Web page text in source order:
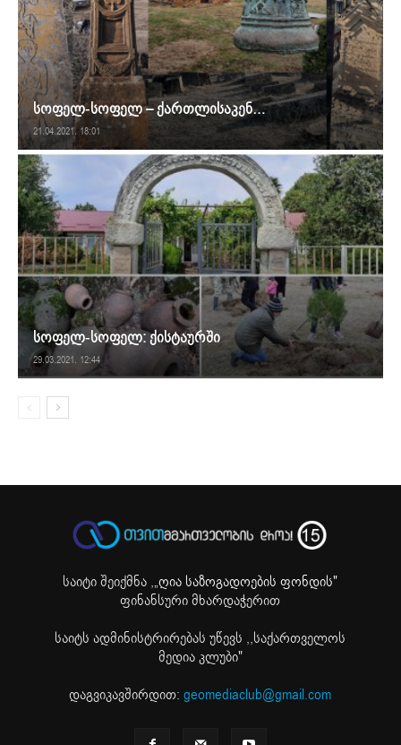
სოფელ-სოფელ – ქართლისაკენ…
21.04.2021. 18:01
სოფელ-სოფელ: ქისტაურში
29.03.2021. 12:44
საიტი შეიქმნა ,„ღია საზოგადოების ფონდის"
ფინანსური მხარდაჭერით
საიტს ადმინისტრირებას უწევს ,,საქართველოს
მედია კლუბი"
დაგვიკავშირდით:geomediaclub@gmail.com